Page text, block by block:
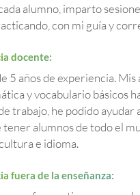
alumno, imparto
con mi guía y
docente:
5 años de experiencia.
y vocabulario básicos
trabajo, he podido ayudar
alumnos de todo el
e idioma.
fuera de la enseñanza: